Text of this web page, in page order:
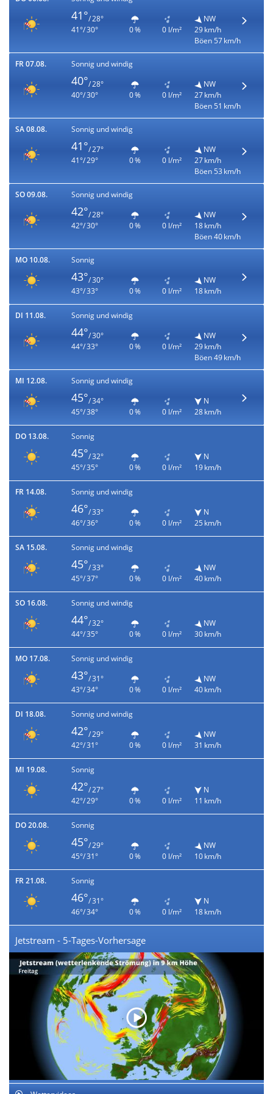
41°/ 28°
41°/ 30°
0 % 0 l/m²
NW
29 km/h
Böen 57 km/h
FR 07.08. Sonnig und windig
40°/ 28°
40°/ 30°
0 % 0 l/m²
NW
27 km/h
Böen 51 km/h
SA 08.08. Sonnig und windig
41°/ 27°
41°/ 29°
0 % 0 l/m²
NW
27 km/h
Böen 53 km/h
SO 09.08. Sonnig und windig
42°/ 28°
42°/ 30°
0 % 0 l/m²
NW
18 km/h
Böen 40 km/h
MO 10.08. Sonnig
43°/ 30°
43°/ 33°
0 % 0 l/m²
NW
18 km/h
DI 11.08. Sonnig und windig
44°/ 30°
44°/ 33°
0 % 0 l/m²
NW
29 km/h
Böen 49 km/h
MI 12.08. Sonnig und windig
45°/ 34°
45°/ 38°
0 % 0 l/m²
N
28 km/h
DO 13.08. Sonnig
45°/ 32°
45°/ 35°
0 % 0 l/m²
N
19 km/h
FR 14.08. Sonnig und windig
46°/ 33°
46°/ 36°
0 % 0 l/m²
N
25 km/h
SA 15.08. Sonnig und windig
45°/ 33°
45°/ 37°
0 % 0 l/m²
NW
40 km/h
SO 16.08. Sonnig und windig
44°/ 32°
44°/ 35°
0 % 0 l/m²
NW
30 km/h
MO 17.08. Sonnig und windig
43°/ 31°
43°/ 34°
0 % 0 l/m²
NW
40 km/h
DI 18.08. Sonnig und windig
42°/ 29°
42°/ 31°
0 % 0 l/m²
NW
31 km/h
MI 19.08. Sonnig
42°/ 27°
42°/ 29°
0 % 0 l/m²
N
11 km/h
DO 20.08. Sonnig
45°/ 29°
45°/ 31°
0 % 0 l/m²
NW
10 km/h
FR 21.08. Sonnig
46°/ 31°
46°/ 34°
0 % 0 l/m²
N
18 km/h
Jetstream - 5-Tages-Vorhersage